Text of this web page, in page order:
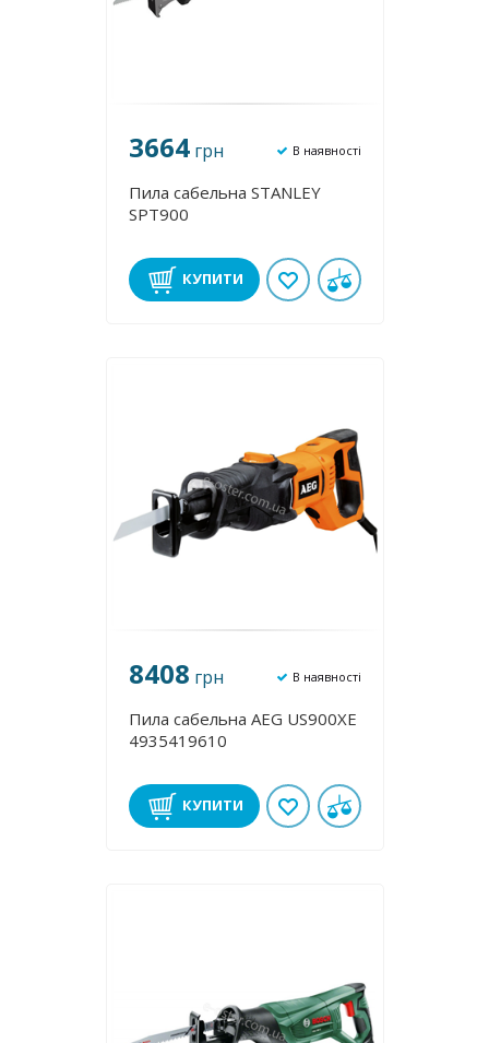
3664 грн В наявності
Пила сабельна STANLEY
SPT900
КУПИТИ
8408 грн В наявності
Пила сабельна AEG US900XE
4935419610
КУПИТИ